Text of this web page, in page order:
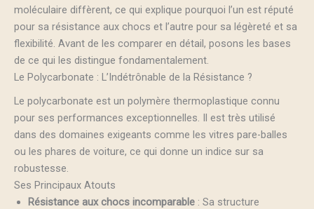
moléculaire diffèrent, ce qui explique pourquoi l’un est réputé
pour sa résistance aux chocs et l’autre pour sa légèreté et sa
flexibilité. Avant de les comparer en détail, posons les bases
de ce qui les distingue fondamentalement.
Le Polycarbonate : L’Indétrônable de la Résistance ?
Le polycarbonate est un polymère thermoplastique connu
pour ses performances exceptionnelles. Il est très utilisé
dans des domaines exigeants comme les vitres pare-balles
ou les phares de voiture, ce qui donne un indice sur sa
robustesse.
Ses Principaux Atouts
Résistance aux chocs incomparable : Sa structure